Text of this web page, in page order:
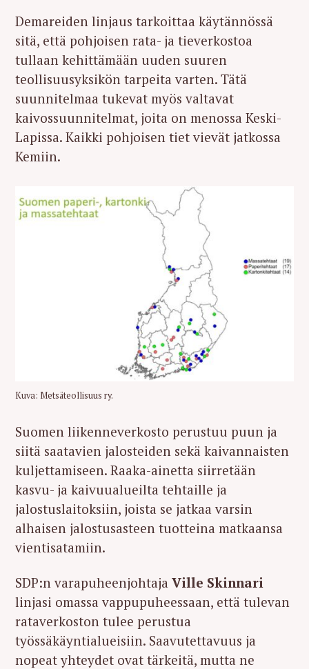
Demareiden linjaus tarkoittaa käytännössä
sitä, että pohjoisen rata- ja tieverkostoa
tullaan kehittämään uuden suuren
teollisuusyksikön tarpeita varten. Tätä
suunnitelmaa tukevat myös valtavat
kaivossuunnitelmat, joita on menossa Keski-
Lapissa. Kaikki pohjoisen tiet vievät jatkossa
Kemiin.
Kuva: Metsäteollisuus ry.
Suomen liikenneverkosto perustuu puun ja
siitä saatavien jalosteiden sekä kaivannaisten
kuljettamiseen. Raaka-ainetta siirretään
kasvu- ja kaivuualueilta tehtaille ja
jalostuslaitoksiin, joista se jatkaa varsin
alhaisen jalostusasteen tuotteina matkaansa
vientisatamiin.
SDP:n varapuheenjohtaja Ville Skinnari
linjasi omassa vappupuheessaan, että tulevan
rataverkoston tulee perustua
työssäkäyntialueisiin. Saavutettavuus ja
nopeat yhteydet ovat tärkeitä, mutta ne